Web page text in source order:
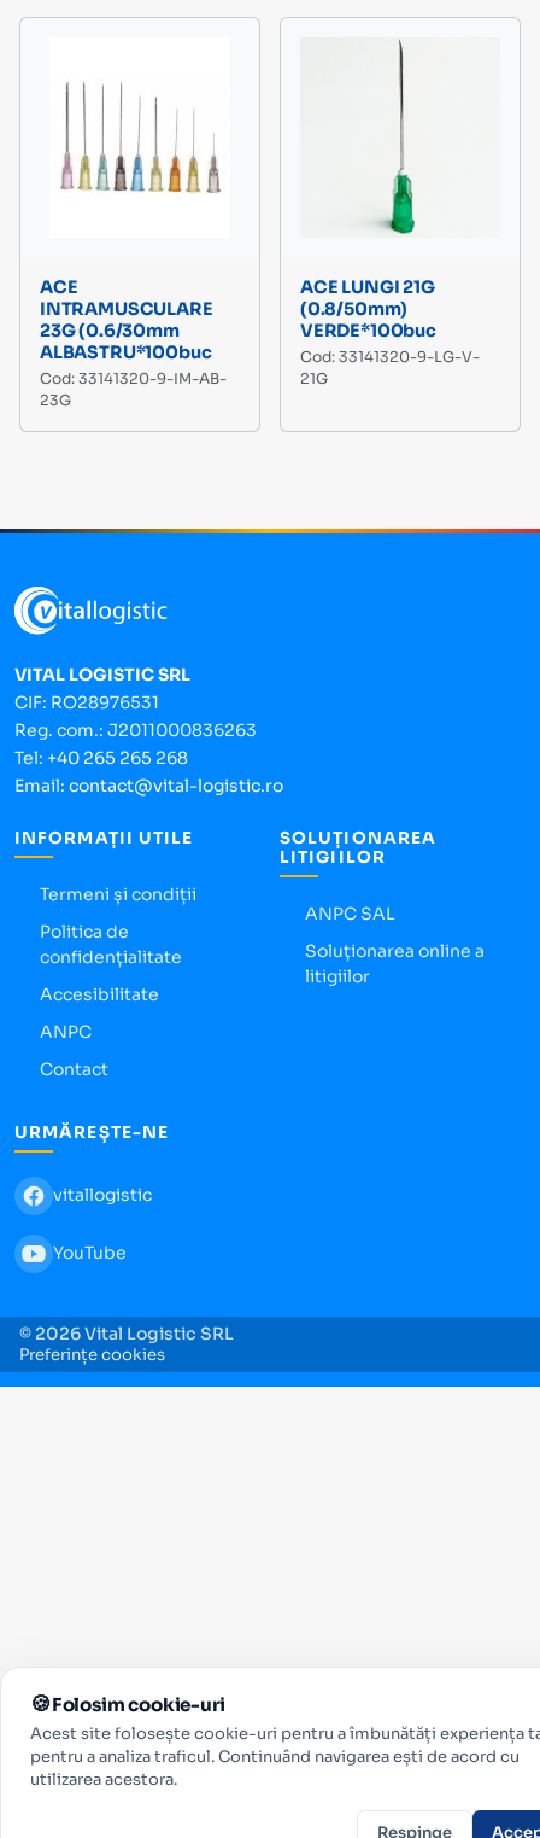
ACE
INTRAMUSCULARE
23G (0.6/30mm
ALBASTRU*100buc
Cod: 33141320-9-IM-AB-
23G
ACE LUNGI 21G
(0.8/50mm)
VERDE*100buc
Cod: 33141320-9-LG-V-
21G
VITAL LOGISTIC SRL
CIF: RO28976531
Reg. com.: J2011000836263
Tel: +40 265 265 268
Email: contact@vital-logistic.ro
INFORMAȚII UTILE
Termeni și condiții
Politica de
confidențialitate
Accesibilitate
ANPC
Contact
SOLUȚIONAREA
LITIGIILOR
ANPC SAL
Soluționarea online a
litigiilor
URMĂREȘTE-NE
vitallogistic
YouTube
© 2026 Vital Logistic SRL
Preferințe cookies
Folosim cookie-uri
Acest site folosește cookie-uri pentru a îmbunătăți experiența
pentru a analiza traficul. Continuând navigarea ești de acord cu
utilizarea acestora.
Respinge